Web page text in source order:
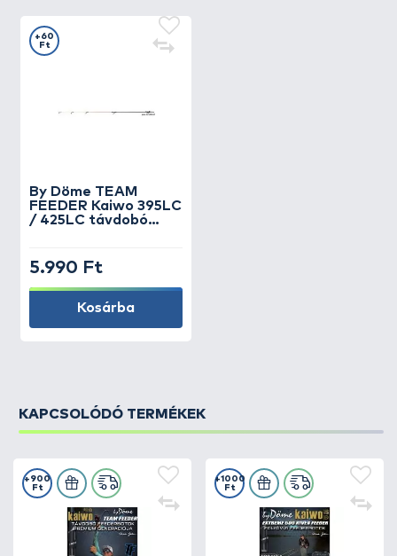
By Döme TEAM
FEEDER Kaiwo 395LC
/ 425LC távdobó
+60
Ft
5.990 Ft
Kosárba
KAPCSOLÓDÓ TERMÉKEK
+900
Ft
+1000
Ft